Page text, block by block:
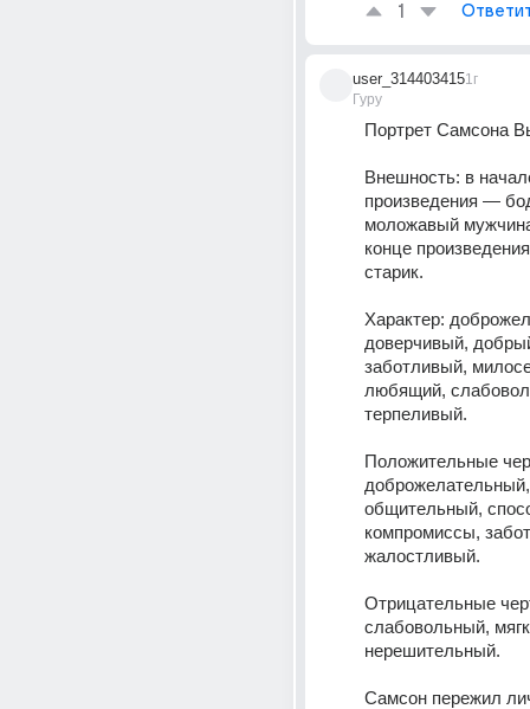
1
user_314403415
Гуру
1г
Портрет Самсона
Внешность: в
произведения —
моложавый
конце
старик.
Характер:
доверчивый,
заботливый,
любящий,
терпеливый.
Положительные
доброжелательный,
общительный,
компромиссы,
жалостливый.
Отрицательные
слабовольный,
нерешительный.
Самсон пережил